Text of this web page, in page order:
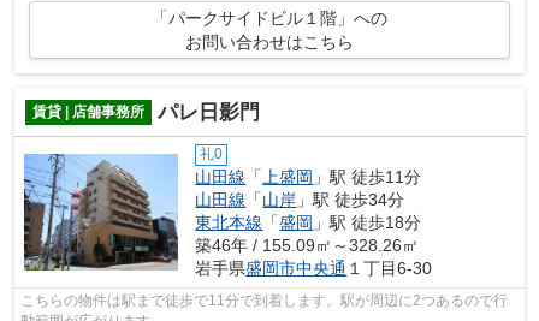
「パークサイドビル１階」への
お問い合わせはこちら
賃貸 | 店舗事務所 パレ日影門
礼0
山田線 「 上盛岡 」駅 徒歩11分
山田線 「山岸 」駅 徒歩34分
東北本線 「盛岡 」駅 徒歩18分
築46年 / 155.09㎡～328.26㎡
岩手県盛岡市中央通 １丁目6-30
こちらの物件は駅まで徒歩で11分で到着します。駅が周辺に2つあるので行